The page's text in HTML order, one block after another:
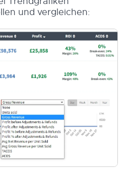
und vergleichen: